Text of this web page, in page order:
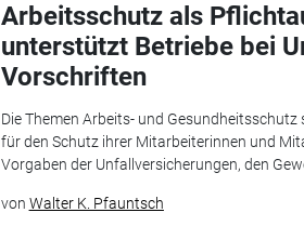
Arbeitsschutz als
unterstützt Betriebe bei
Vorschriften
Die Themen Arbeits- und
für den Schutz ihrer Mitarbeiterinnen und
Vorgaben der Unfallversicherungen, den
von Walter K. Pfauntsch